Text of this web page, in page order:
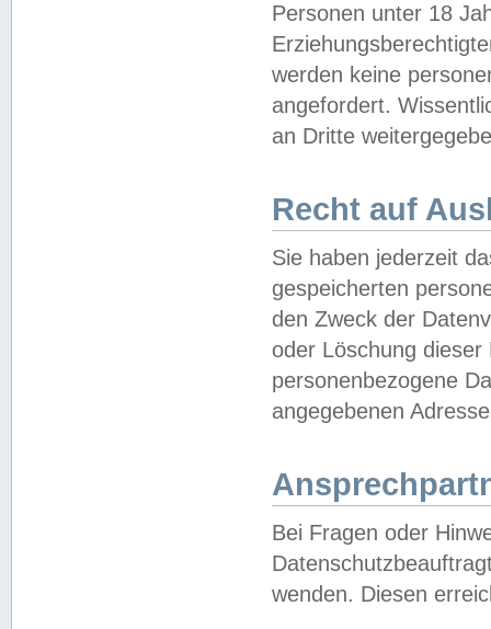
Personen unter 18
werden keine
angefordert.
an Dritte
Recht auf
Sie haben jederzeit
gespeicherten
den Zweck der
oder Löschung
personenbezogene
angegebenen
Bei Fragen oder
wenden. Diesen